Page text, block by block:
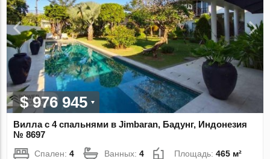
$ 976 945
Вилла с 4 спальнями в Jimbaran, Бадунг, Индонезия
№ 8697
Спален:4 Ванных:4 Площадь:465 м²